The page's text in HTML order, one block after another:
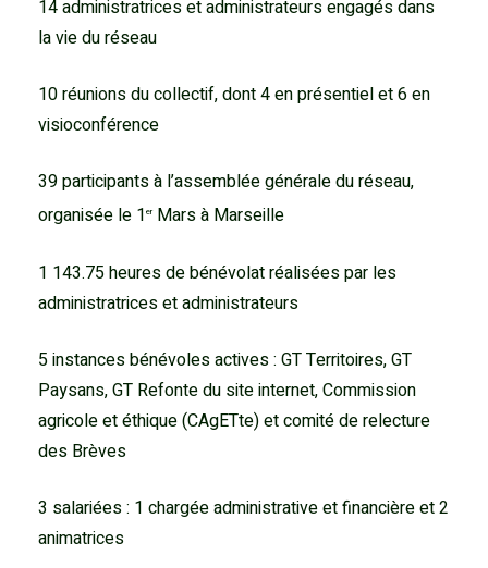
14 administratrices et administrateurs engagés dans
la vie du réseau
10 réunions du collectif, dont 4 en présentiel et 6 en
visioconférence
39 participants à l’assemblée générale du réseau,
organisée le 1erMars à Marseille
1 143.75 heures de bénévolat réalisées par les
administratrices et administrateurs
5 instances bénévoles actives : GT Territoires, GT
Paysans, GT Refonte du site internet, Commission
agricole et éthique (CAgETte) et comité de relecture
des Brèves
3 salariées : 1 chargée administrative et financière et 2
animatrices